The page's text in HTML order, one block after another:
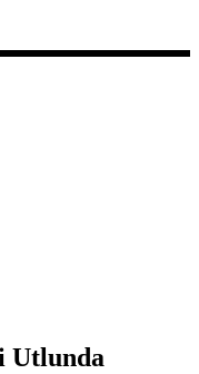
Utlunda